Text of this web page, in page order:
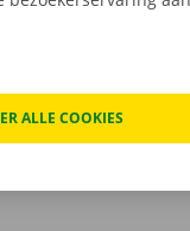
ALLE COOKIES